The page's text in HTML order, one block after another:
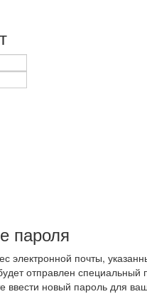
пароля
электронной почты,
отправлен
ввести новый пароль для